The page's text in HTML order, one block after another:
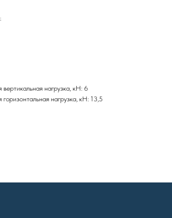
нагрузка, кН: 6
нагрузка, кН: 13,5